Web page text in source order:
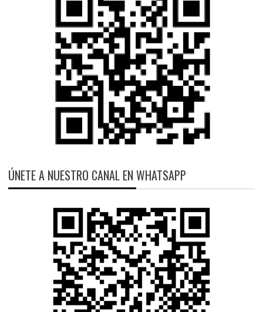
ÚNETE A NUESTRO CANAL EN WHATSAPP